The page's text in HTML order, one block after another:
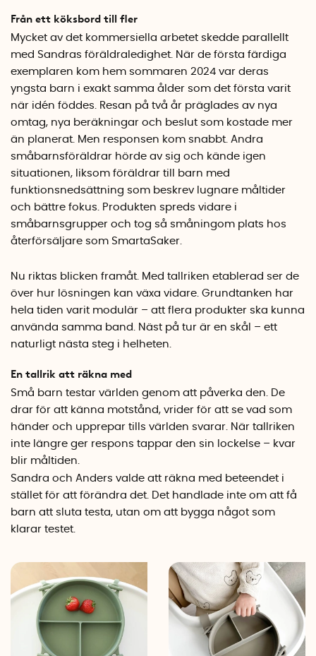
Från ett köksbord till fler
Mycket av det kommersiella arbetet skedde parallellt
med Sandras föräldraledighet. När de första färdiga
exemplaren kom hem sommaren 2024 var deras
yngsta barn i exakt samma ålder som det första varit
när idén föddes. Resan på två år präglades av nya
omtag, nya beräkningar och beslut som kostade mer
än planerat. Men responsen kom snabbt. Andra
småbarnsföräldrar hörde av sig och kände igen
situationen, liksom föräldrar till barn med
funktionsnedsättning som beskrev lugnare måltider
och bättre fokus. Produkten spreds vidare i
småbarnsgrupper och tog så småningom plats hos
återförsäljare som SmartaSaker.
Nu riktas blicken framåt. Med tallriken etablerad ser de
över hur lösningen kan växa vidare. Grundtanken har
hela tiden varit modulär – att flera produkter ska kunna
använda samma band. Näst på tur är en skål – ett
naturligt nästa steg i helheten.
En tallrik att räkna med
Små barn testar världen genom att påverka den. De
drar för att känna motstånd, vrider för att se vad som
händer och upprepar tills världen svarar. När tallriken
inte längre ger respons tappar den sin lockelse – kvar
blir måltiden.
Sandra och Anders valde att räkna med beteendet i
stället för att förändra det. Det handlade inte om att få
barn att sluta testa, utan om att bygga något som
klarar testet.